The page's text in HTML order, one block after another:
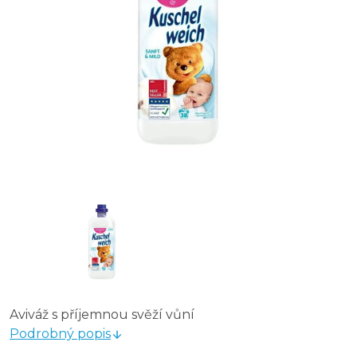
Aviváž s příjemnou svěží vůní
Podrobný popis